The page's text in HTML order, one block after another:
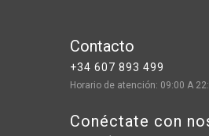
Contacto
+34 607 893 499
Horario de atención: 09:00 A
Conéctate con